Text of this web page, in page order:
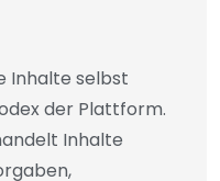
Inhalte selbst
der Plattform.
Inhalte